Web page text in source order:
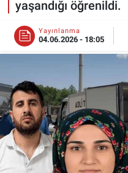
yaşandığı öğrenildi.
Yayınlanma
04.06.2026 - 18:05
YEMEK
ESKİŞEHİR
Eskişehir Haber
Eskişehir Hava
Eskişehir Tramvay
Eskişehir Otobüs
Haber Arşivi